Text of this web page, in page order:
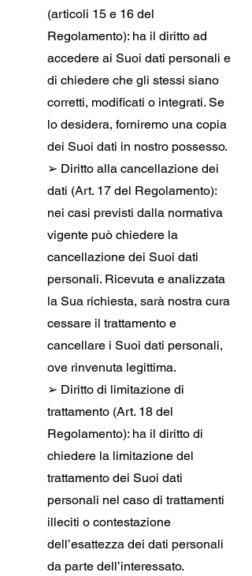
(articoli 15 e 16 del
Regolamento): ha il diritto ad
accedere ai Suoi dati personali e
di chiedere che gli stessi siano
corretti, modificati o integrati. Se
lo desidera, forniremo una copia
dei Suoi dati in nostro possesso.
➢ Diritto alla cancellazione dei
dati (Art. 17 del Regolamento):
nei casi previsti dalla normativa
vigente può chiedere la
cancellazione dei Suoi dati
personali. Ricevuta e analizzata
la Sua richiesta, sarà nostra cura
cessare il trattamento e
cancellare i Suoi dati personali,
ove rinvenuta legittima.
➢ Diritto di limitazione di
trattamento (Art. 18 del
Regolamento): ha il diritto di
chiedere la limitazione del
trattamento dei Suoi dati
personali nel caso di trattamenti
illeciti o contestazione
dell’esattezza dei dati personali
da parte dell’interessato.